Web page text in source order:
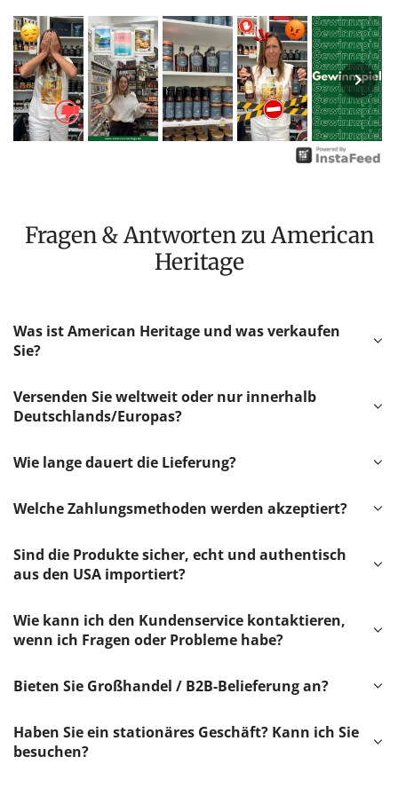
Fragen & Antworten zu American
Heritage
Was ist American Heritage und was verkaufen
Sie?
Versenden Sie weltweit oder nur innerhalb
Deutschlands/Europas?
Wie lange dauert die Lieferung?
Welche Zahlungsmethoden werden akzeptiert?
Sind die Produkte sicher, echt und authentisch
aus den USA importiert?
Wie kann ich den Kundenservice kontaktieren,
wenn ich Fragen oder Probleme habe?
Bieten Sie Großhandel / B2B-Belieferung an?
Haben Sie ein stationäres Geschäft? Kann ich Sie
besuchen?